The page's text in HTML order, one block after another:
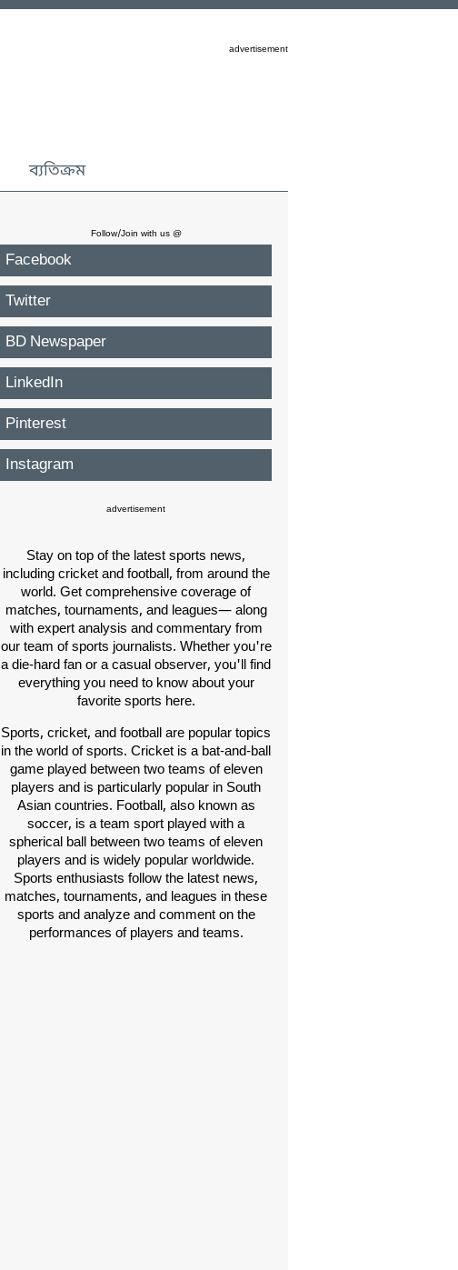
advertisement
ব্যতিক্রম
Follow/Join with us @
Facebook
Twitter
BD Newspaper
LinkedIn
Pinterest
Instagram
advertisement
Stay on top of the latest sports news,
including cricket and football, from around the
world. Get comprehensive coverage of
matches, tournaments, and leagues— along
with expert analysis and commentary from
our team of sports journalists. Whether you're
a die-hard fan or a casual observer, you'll find
everything you need to know about your
favorite sports here.
Sports, cricket, and football are popular topics
in the world of sports. Cricket is a bat-and-ball
game played between two teams of eleven
players and is particularly popular in South
Asian countries. Football, also known as
soccer, is a team sport played with a
spherical ball between two teams of eleven
players and is widely popular worldwide.
Sports enthusiasts follow the latest news,
matches, tournaments, and leagues in these
sports and analyze and comment on the
performances of players and teams.